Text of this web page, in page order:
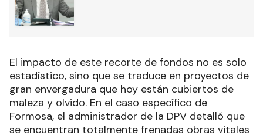
El impacto de este recorte de fondos no es solo
estadístico, sino que se traduce en proyectos de
gran envergadura que hoy están cubiertos de
maleza y olvido. En el caso específico de
Formosa, el administrador de la DPV detalló que
se encuentran totalmente frenadas obras vitales